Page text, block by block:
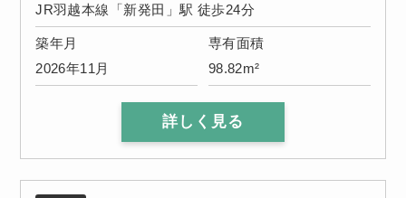
JR羽越本線「新発田」駅 徒歩24分
築年月
2026年11月
専有面積
98.82m²
詳しく見る